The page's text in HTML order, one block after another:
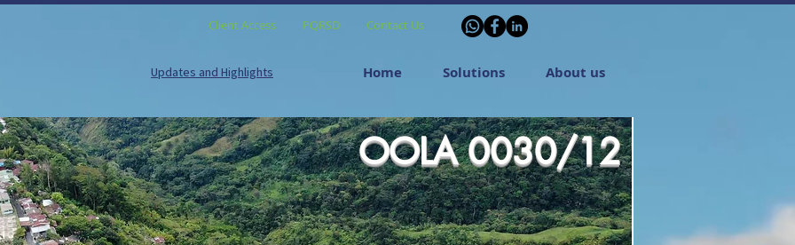
Client Access PQRSD Contact Us
Home Solutions About us
Updates and Highlights
OOLA 0030/12